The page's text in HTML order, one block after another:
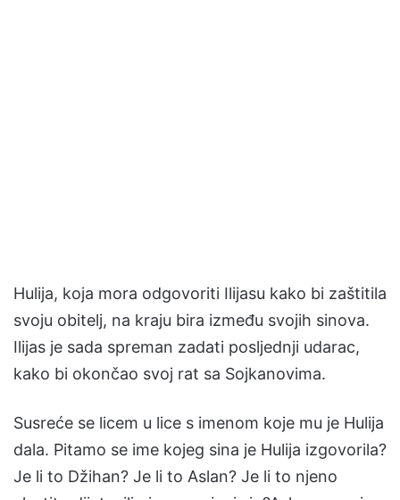
Hulija, koja mora odgovoriti Ilijasu kako bi zaštitila
svoju obitelj, na kraju bira između svojih sinova.
Ilijas je sada spreman zadati posljednji udarac,
kako bi okončao svoj rat sa Sojkanovima.
Susreće se licem u lice s imenom koje mu je Hulija
dala. Pitamo se ime kojeg sina je Hulija izgovorila?
Je li to Džihan? Je li to Aslan? Je li to njeno